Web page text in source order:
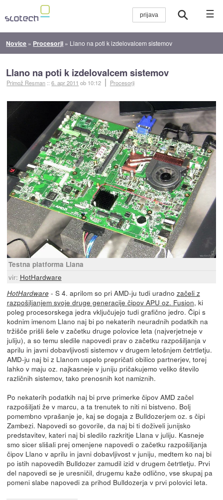
☰
Novice » Procesorji » Llano na poti k izdelovalcem sistemov
Llano na poti k izdelovalcem sistemov
Primož Resman ::6. apr 2011 ob 10:12 Procesorji
Testna platforma Llana
vir: HotHardware
HotHardware- S 4. aprilom so pri AMD-ju tudi uradno začeli z
razpošiljanjem svoje druge generacije čipov APU oz. Fusion, ki
poleg procesorskega jedra vključujejo tudi grafično jedro. Čipi s
kodnim imenom Llano naj bi po nekaterih neuradnih podatkih na
tržišče prišli šele v začetku druge polovice leta (najverjetneje v
juliju), a so temu sledile napovedi prav o začetku razpošiljanja v
aprilu in javni dobavljivosti sistemov v drugem letošnjem četrtletju.
AMD-ju naj bi z Llanom uspelo prepričati obilico partnerjev, torej
lahko v maju oz. najkasneje v juniju pričakujemo veliko število
različnih sistemov, tako prenosnih kot namiznih.
Po nekaterih podatkih naj bi prve primerke čipov AMD začel
razpošiljati že v marcu, a ta trenutek to niti ni bistveno. Bolj
pomembno vprašanje je, kaj se dogaja z Bulldozerjem oz. s čipi
Zambezi. Napovedi so govorile, da naj bi ti doživeli junijsko
predstavitev, kateri naj bi sledilo razkritje Llana v juliju. Kasneje
smo sicer slišali prej omenjene napovedi o začetku razpošiljanja
čipov Llano v aprilu in javni dobavljivost v juniju, medtem ko naj bi
po istih napovedih Bulldozer zamudil izid v drugem četrtletju. Prvi
del napovedi se je uresničil, drugemu kaže odlično, vse skupaj pa
pomeni slabe napovedi za prihod Bulldozerja v prvi polovici leta.